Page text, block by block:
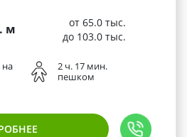
м
от 65.0 тыс.
до 103.0 тыс.
на
2 ч. 17 мин.
пешком